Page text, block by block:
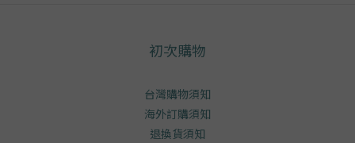
初次購物
台灣購物須知
海外訂購須知
退換貨須知